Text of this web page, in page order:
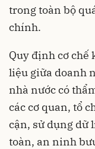
trong toàn bộ
chính.
Quy định cơ chế
liệu giữa doanh
nhà nước có
các cơ quan, tổ
cận, sử dụng dữ
toàn, an ninh